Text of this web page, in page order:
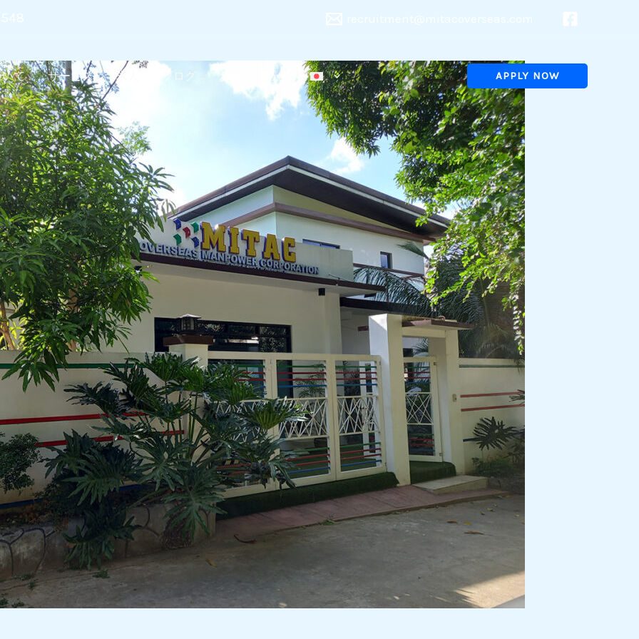
recruitment@mitacoverseas.com
て サービス 求人 ブログ お問い合わせ APPLY NOW